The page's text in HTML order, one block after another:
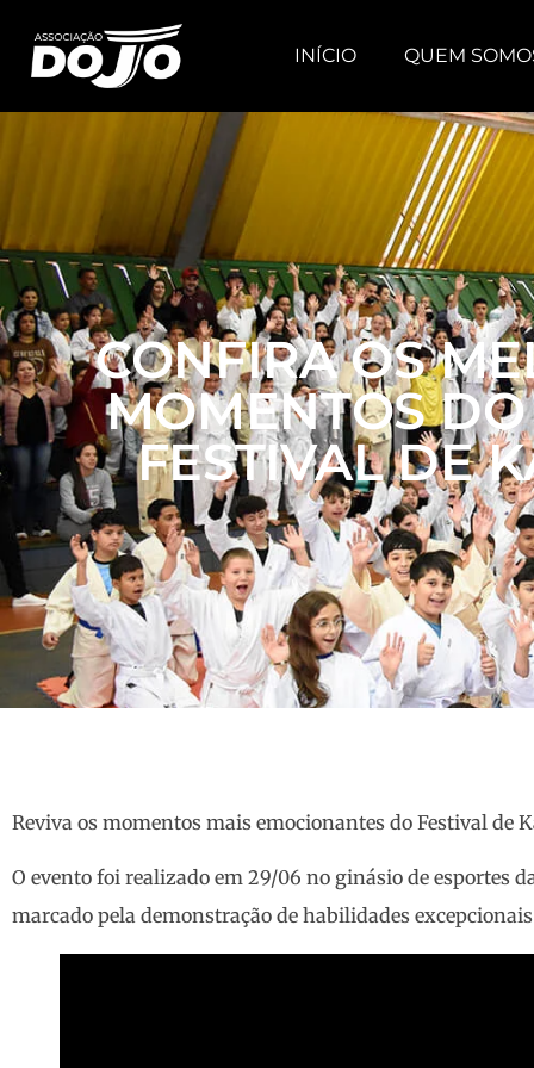
INÍCIO QUEM
CONFIRA OS
MOMENTOS
FESTIVAL DE
Reviva os momentos mais emocionantes do Festival de
O evento foi realizado em 29/06 no ginásio de esportes
marcado pela demonstração de habilidades